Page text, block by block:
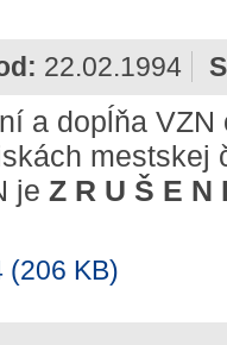
22.02.1994
a dopĺňa
mestskej
je Z R U Š E N
(206 KB)